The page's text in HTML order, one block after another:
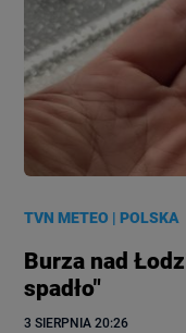
TVN METEO |POLSKA
Burza nad
spadło"
3 SIERPNIA 20:26